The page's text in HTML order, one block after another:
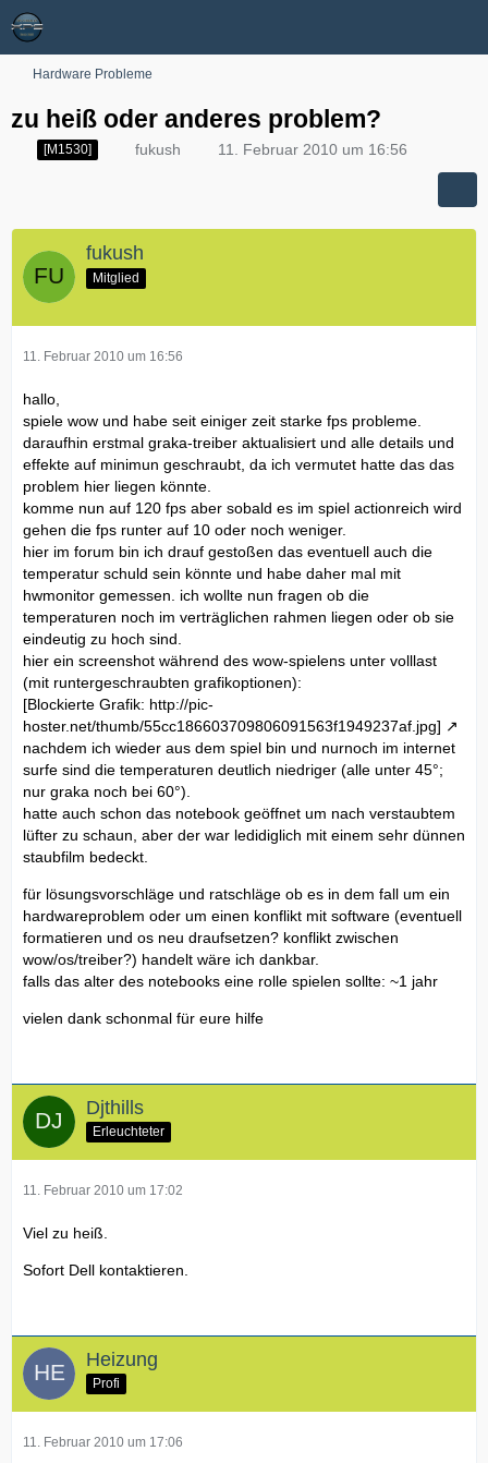
Hardware Probleme
zu heiß oder anderes problem?
[M1530] fukush 11. Februar 2010 um 16:56
fukush
Mitglied
11. Februar 2010 um 16:56
hallo,
spiele wow und habe seit einiger zeit starke fps probleme.
daraufhin erstmal graka-treiber aktualisiert und alle details und
effekte auf minimun geschraubt, da ich vermutet hatte das das
problem hier liegen könnte.
komme nun auf 120 fps aber sobald es im spiel actionreich wird
gehen die fps runter auf 10 oder noch weniger.
hier im forum bin ich drauf gestoßen das eventuell auch die
temperatur schuld sein könnte und habe daher mal mit
hwmonitor gemessen. ich wollte nun fragen ob die
temperaturen noch im verträglichen rahmen liegen oder ob sie
eindeutig zu hoch sind.
hier ein screenshot während des wow-spielens unter volllast
(mit runtergeschraubten grafikoptionen):
[Blockierte Grafik: http://pic-
hoster.net/thumb/55cc186603709806091563f1949237af.jpg]
nachdem ich wieder aus dem spiel bin und nurnoch im internet
surfe sind die temperaturen deutlich niedriger (alle unter 45°;
nur graka noch bei 60°).
hatte auch schon das notebook geöffnet um nach verstaubtem
lüfter zu schaun, aber der war ledidiglich mit einem sehr dünnen
staubfilm bedeckt.
für lösungsvorschläge und ratschläge ob es in dem fall um ein
hardwareproblem oder um einen konflikt mit software (eventuell
formatieren und os neu draufsetzen? konflikt zwischen
wow/os/treiber?) handelt wäre ich dankbar.
falls das alter des notebooks eine rolle spielen sollte: ~1 jahr
vielen dank schonmal für eure hilfe
Djthills
Erleuchteter
11. Februar 2010 um 17:02
Viel zu heiß.
Sofort Dell kontaktieren.
Heizung
Profi
11. Februar 2010 um 17:06